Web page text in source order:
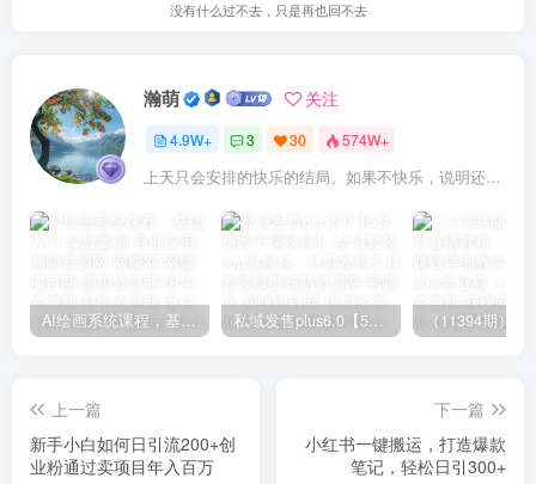
没有什么过不去，只是再也回不去
瀚萌 关注
4.9W+ 3 30 574W+
上天只会安排的快乐的结局。如果不快乐，说明还不是最后结局
AI绘画系统课程，基础入门-实战案例-商业应用 私域发售plus6.0【5月份线下课录音】/全域套装sop流程包，社群发售工具套装模型
上一篇
新手小白如何日引流200+创
业粉通过卖项目年入百万
下一篇
小红书一键搬运，打造爆款
笔记，轻松日引300+